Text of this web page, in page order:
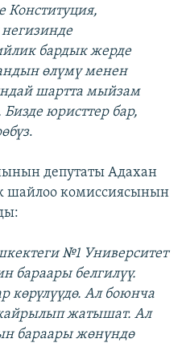
Конституция,
бардык жерде
өлүмү менен
шартта мыйзам
юристтер бар,
.
депутаты Адахан
шайлоо комиссиясынын
№1 Университет
бараары белгилүү.
көрүлүүдө. Ал боюнча
жатышат. Ал
бараары жөнүндө